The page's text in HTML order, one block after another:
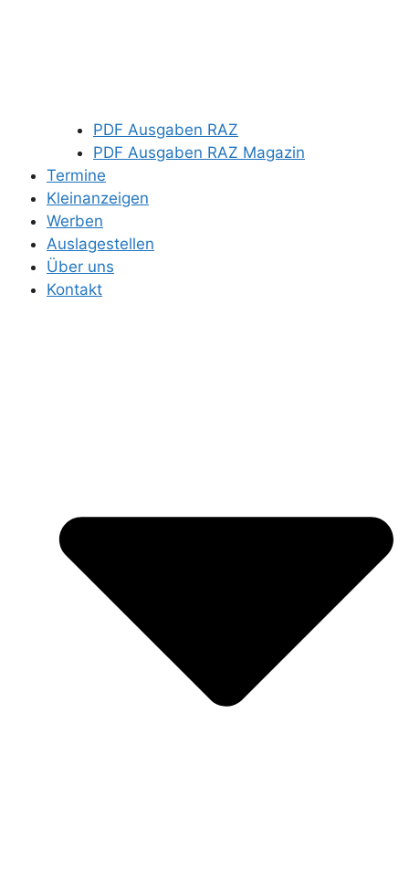
PDF Ausgaben RAZ
PDF Ausgaben RAZ Magazin
Termine
Kleinanzeigen
Werben
Auslagestellen
Über uns
Kontakt